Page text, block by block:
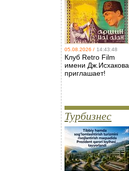
05.08.2026 / 14:43:48
Клуб Retro Film
имени Дж.Исхакова
приглашает!
Турбизнес